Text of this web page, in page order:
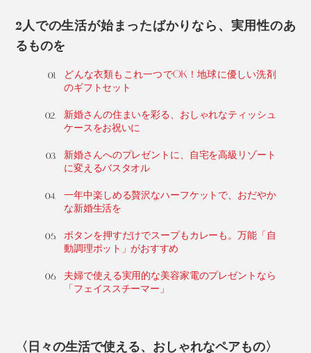
2人での生活が始まったばかりなら、実用性のあ
るものを
どんな衣類もこれ一つでOK！地球に優しい洗剤
のギフトセット
新婚さんの住まいを彩る、おしゃれなティッシュ
ケースをお祝いに
新婚さんへのプレゼントに、自宅を高級リゾート
に変えるバスタオル
一年中楽しめる贅沢なハーフケットで、おだやか
な新婚生活を
ボタンを押すだけでスープもカレーも。万能「自
動調理ポット」がおすすめ
夫婦で使える実用的な美容家電のプレゼントなら
「フェイススチーマー」
〈日々の生活で使える、おしゃれなペアもの〉